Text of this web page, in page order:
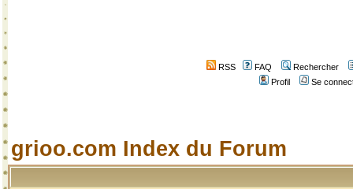
RSS FAQ
Rechercher
Profil
Se
grioo.com Index du Forum